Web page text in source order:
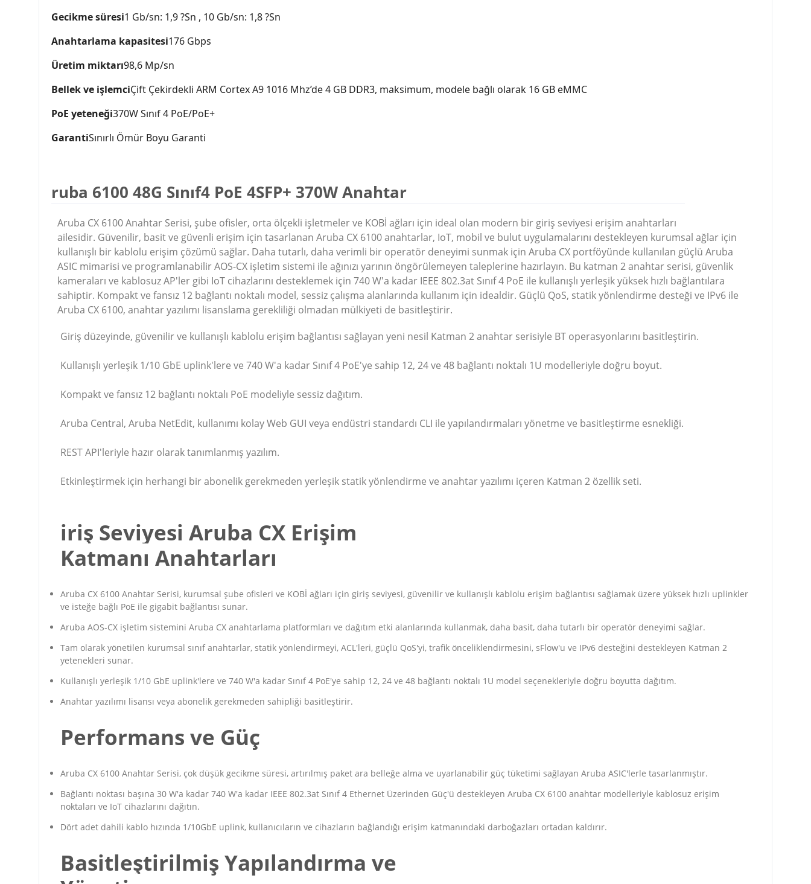
Gecikme süresi1 Gb/sn: 1,9 ?Sn , 10 Gb/sn: 1,8 ?Sn
Anahtarlama kapasitesi176 Gbps
Üretim miktarı98,6 Mp/sn
Bellek ve işlemciÇift Çekirdekli ARM Cortex A9 1016 Mhz’de 4 GB DDR3, maksimum, modele bağlı olarak 16 GB eMMC
PoE yeteneği370W Sınıf 4 PoE/PoE+
GarantiSınırlı Ömür Boyu Garanti
ruba 6100 48G Sınıf4 PoE 4SFP+ 370W Anahtar
Aruba CX 6100 Anahtar Serisi, şube ofisler, orta ölçekli işletmeler ve KOBİ ağları için ideal olan modern bir giriş seviyesi erişim anahtarları
ailesidir. Güvenilir, basit ve güvenli erişim için tasarlanan Aruba CX 6100 anahtarlar, IoT, mobil ve bulut uygulamalarını destekleyen kurumsal ağlar için
kullanışlı bir kablolu erişim çözümü sağlar. Daha tutarlı, daha verimli bir operatör deneyimi sunmak için Aruba CX portföyünde kullanılan güçlü Aruba
ASIC mimarisi ve programlanabilir AOS-CX işletim sistemi ile ağınızı yarının öngörülemeyen taleplerine hazırlayın. Bu katman 2 anahtar serisi, güvenlik
kameraları ve kablosuz AP'ler gibi IoT cihazlarını desteklemek için 740 W'a kadar IEEE 802.3at Sınıf 4 PoE ile kullanışlı yerleşik yüksek hızlı bağlantılara
sahiptir. Kompakt ve fansız 12 bağlantı noktalı model, sessiz çalışma alanlarında kullanım için idealdir. Güçlü QoS, statik yönlendirme desteği ve IPv6 ile
Aruba CX 6100, anahtar yazılımı lisanslama gerekliliği olmadan mülkiyeti de basitleştirir.
Giriş düzeyinde, güvenilir ve kullanışlı kablolu erişim bağlantısı sağlayan yeni nesil Katman 2 anahtar serisiyle BT operasyonlarını basitleştirin.
Kullanışlı yerleşik 1/10 GbE uplink'lere ve 740 W'a kadar Sınıf 4 PoE'ye sahip 12, 24 ve 48 bağlantı noktalı 1U modelleriyle doğru boyut.
Kompakt ve fansız 12 bağlantı noktalı PoE modeliyle sessiz dağıtım.
Aruba Central, Aruba NetEdit, kullanımı kolay Web GUI veya endüstri standardı CLI ile yapılandırmaları yönetme ve basitleştirme esnekliği.
REST API'leriyle hazır olarak tanımlanmış yazılım.
Etkinleştirmek için herhangi bir abonelik gerekmeden yerleşik statik yönlendirme ve anahtar yazılımı içeren Katman 2 özellik seti.
iriş Seviyesi Aruba CX Erişim
Katmanı Anahtarları
Aruba CX 6100 Anahtar Serisi, kurumsal şube ofisleri ve KOBİ ağları için giriş seviyesi, güvenilir ve kullanışlı kablolu erişim bağlantısı sağlamak üzere yüksek hızlı uplinkler
ve isteğe bağlı PoE ile gigabit bağlantısı sunar.
Aruba AOS-CX işletim sistemini Aruba CX anahtarlama platformları ve dağıtım etki alanlarında kullanmak, daha basit, daha tutarlı bir operatör deneyimi sağlar.
Tam olarak yönetilen kurumsal sınıf anahtarlar, statik yönlendirmeyi, ACL'leri, güçlü QoS'yi, trafik önceliklendirmesini, sFlow'u ve IPv6 desteğini destekleyen Katman 2
yetenekleri sunar.
Kullanışlı yerleşik 1/10 GbE uplink'lere ve 740 W'a kadar Sınıf 4 PoE'ye sahip 12, 24 ve 48 bağlantı noktalı 1U model seçenekleriyle doğru boyutta dağıtım.
Anahtar yazılımı lisansı veya abonelik gerekmeden sahipliği basitleştirir.
Performans ve Güç
Aruba CX 6100 Anahtar Serisi, çok düşük gecikme süresi, artırılmış paket ara belleğe alma ve uyarlanabilir güç tüketimi sağlayan Aruba ASIC'lerle tasarlanmıştır.
Bağlantı noktası başına 30 W'a kadar 740 W'a kadar IEEE 802.3at Sınıf 4 Ethernet Üzerinden Güç'ü destekleyen Aruba CX 6100 anahtar modelleriyle kablosuz erişim
noktaları ve IoT cihazlarını dağıtın.
Dört adet dahili kablo hızında 1/10GbE uplink, kullanıcıların ve cihazların bağlandığı erişim katmanındaki darboğazları ortadan kaldırır.
Basitleştirilmiş Yapılandırma ve